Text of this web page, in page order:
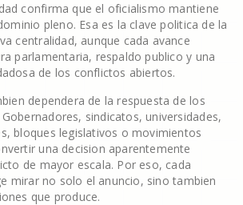
confirma que el oficialismo mantiene
pleno. Esa es la clave politica de la
centralidad, aunque cada avance
parlamentaria, respaldo publico y una
de los conflictos abiertos.
dependera de la respuesta de los
sindicatos, universidades,
bloques legislativos o movimientos
una decision aparentemente
de mayor escala. Por eso, cada
mirar no solo el anuncio, sino tambien
que produce.